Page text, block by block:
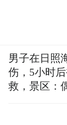
男子在日照
伤，5小时
救，景区：